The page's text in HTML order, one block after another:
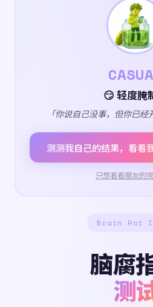
😏 轻度腌
「你说自己没事，但你已经
测测我自己的结果，看看
只想看看朋友的
Brain Rot
脑腐
测